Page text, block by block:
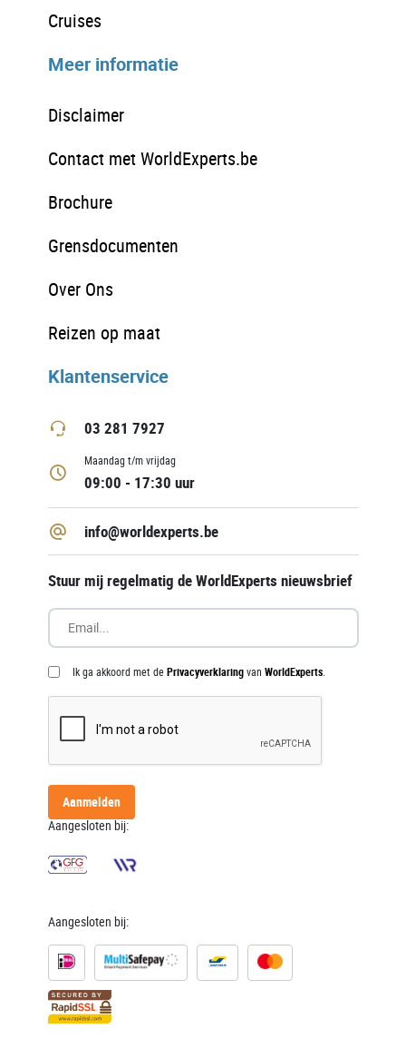
Cruises
Meer informatie
Disclaimer
Contact met WorldExperts.be
Brochure
Grensdocumenten
Over Ons
Reizen op maat
Klantenservice
03 281 7927
Maandag t/m vrijdag
09:00 - 17:30 uur
info@worldexperts.be
Stuur mij regelmatig de WorldExperts nieuwsbrief
Ik ga akkoord met dePrivacyverklaringvan WorldExperts.
Aanmelden
Aangesloten bij:
Aangesloten bij: